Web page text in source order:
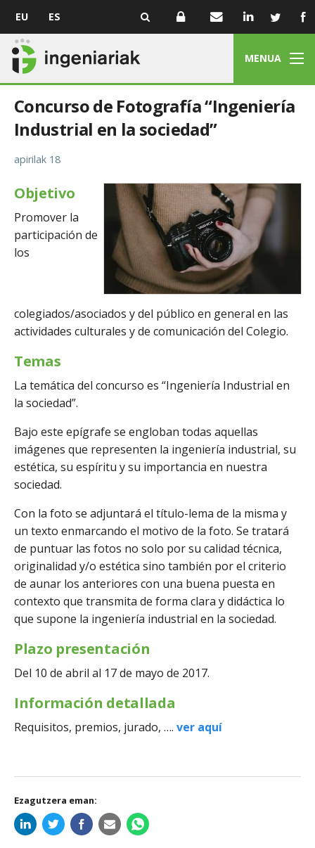
EU ES
MENUA
Concurso de Fotografía “Ingeniería
Industrial en la sociedad”
apirilak 18
Objetivo
Promover la
participación de
los
colegiados/asociados y del público en general en las
actividades culturales y de comunicación del Colegio.
Temas
La temática del concurso es “Ingeniería Industrial en
la sociedad”.
Bajo este epígrafe se engloban todas aquellas
imágenes que representen la ingeniería industrial, su
estética, su espíritu y su importancia en nuestra
sociedad.
Con la foto se adjuntará el título-lema de la misma y
un texto enmarcando el motivo de la foto. Se tratará
de puntuar las fotos no solo por su calidad técnica,
originalidad y/o estética sino también por el criterio
de aunar los anteriores con una buena puesta en
contexto que transmita de forma clara y didáctica lo
que supone la ingeniería industrial en la sociedad.
Plazo presentación
Del 10 de abril al 17 de mayo de 2017.
Información detallada
Requisitos, premios, jurado, …. ver aquí
Ezagutzera eman: